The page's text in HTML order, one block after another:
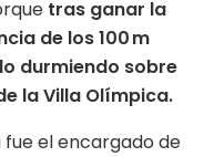
tras ganar la
de los 100 m
durmiendo sobre
la Villa Olímpica.
fue el encargado de